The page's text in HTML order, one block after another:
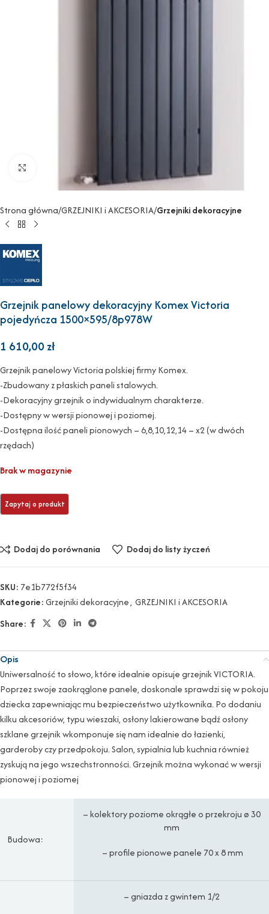
Strona główna GRZEJNIKI i AKCESORIA Grzejniki dekoracyjne
Grzejnik panelowy dekoracyjny Komex Victoria
pojedyńcza 1500×595/8p978W
1 610,00zł
Grzejnik panelowy Victoria polskiej firmy Komex.
-Zbudowany z płaskich paneli stalowych.
-Dekoracyjny grzejnik o indywidualnym charakterze.
-Dostępny w wersji pionowej i poziomej.
-Dostępna ilość paneli pionowych – 6,8,10,12,14 – x2 (w dwóch
rzędach)
Brak w magazynie
Dodaj do porównania Dodaj do listy życzeń
SKU: 7e1b772f5f34
Kategorie:Grzejniki dekoracyjne, GRZEJNIKI i AKCESORIA
Share:
Opis
Uniwersalność to słowo, które idealnie opisuje grzejnik VICTORIA.
Poprzez swoje zaokrąglone panele, doskonale sprawdzi się w pokoju
dziecka zapewniając mu bezpieczeństwo użytkownika. Po dodaniu
kilku akcesoriów, typu wieszaki, osłony lakierowane bądź osłony
szklane grzejnik wkomponuje się nam idealnie do łazienki,
garderoby czy przedpokoju. Salon, sypialnia lub kuchnia również
zyskują na jego wszechstronności. Grzejnik można wykonać w wersji
pionowej i poziomej
Budowa:
– kolektory poziome okrągłe o przekroju ø 30
mm
– profile pionowe panele 70 x 8 mm
– gniazda z gwintem 1/2